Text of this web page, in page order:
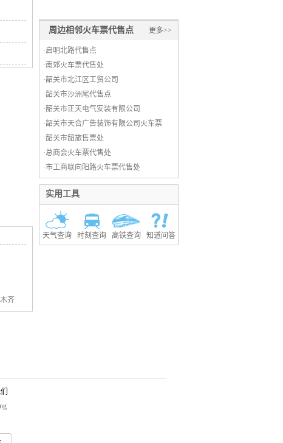
齐
更多>>
周边相邻火车票代售点
·启明北路代售点
·南郊火车票代售处
·韶关市北江区工贸公司
·韶关市沙洲尾代售点
·韶关市正天电气安装有限公司
·韶关市天合广告装饰有限公司火车票
代售处
·韶关市韶旅售票处
·总商会火车票代售处
·市工商联向阳路火车票代售处
实用工具
天气查询 时刻查询 高铁查询 知道问答